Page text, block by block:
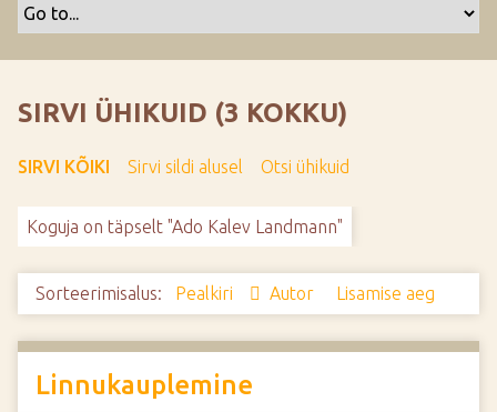
SIRVI ÜHIKUID (3 KOKKU)
SIRVI KÕIKI Sirvi sildi alusel Otsi ühikuid
Koguja on täpselt "Ado Kalev Landmann"
Sorteerimisalus: Pealkiri Autor Lisamise aeg
Linnukauplemine